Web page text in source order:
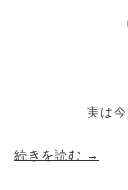
実は
続きを読む →